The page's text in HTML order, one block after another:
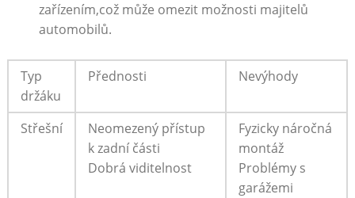
zařízením,což ⁤může omezit možnosti majitelů⁢
automobilů.
Typ
držáku
Přednosti Nevýhody
Střešní
Neomezený přístup
k zadní části
Dobrá ‌viditelnost
Fyzicky náročná
montáž
Problémy s
garážemi